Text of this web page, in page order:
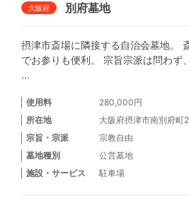
大阪府 別府墓地
摂津市斎場に隣接する自治会墓地。
でお参りも便利。 宗旨宗派は問わず
...
使用料
280,000円
所在地
大阪府摂津市南別府町
宗旨・宗派
宗教自由
墓地種別
公営墓地
施設・サービス
駐車場